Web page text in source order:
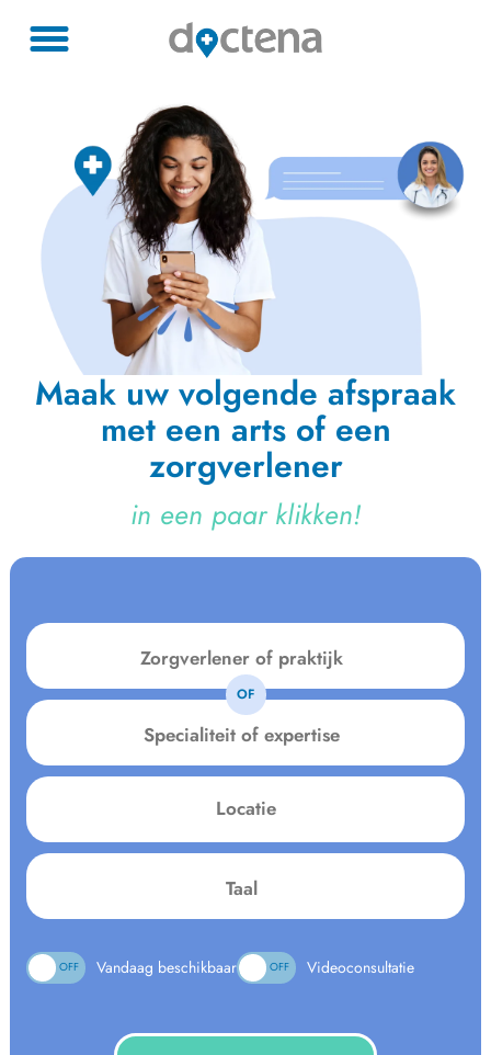
Maak uw volgende afspraak
met een arts of een
zorgverlener
in een paar klikken!
OF
Specialiteit
expertise
Language:
OFF Vandaag beschikbaar
ON OFF Videoconsultatie